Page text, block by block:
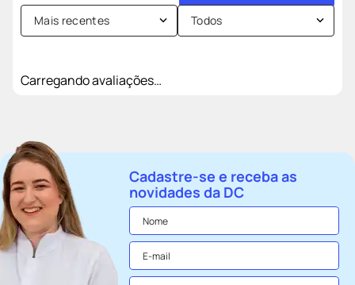
Mais recentes Todos
Carregando avaliações…
Cadastre-se e receba as
novidades da DC